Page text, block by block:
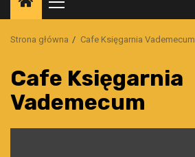
Menu
główne
Strona główna Cafe Księgarnia Vademecum
Cafe Księgarnia
Vademecum